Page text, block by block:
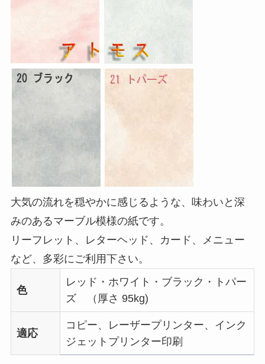
大気の流れを穏やかに感じるような、味わいと深
みのあるマーブル模様の紙です。
リーフレット、レターヘッド、カード、メニュー
など、多彩にご利用下さい。
色
レッド・ホワイト・ブラック・トパー
ズ （厚さ 95kg)
適応
コピー、レーザープリンター、インク
ジェットプリンター印刷